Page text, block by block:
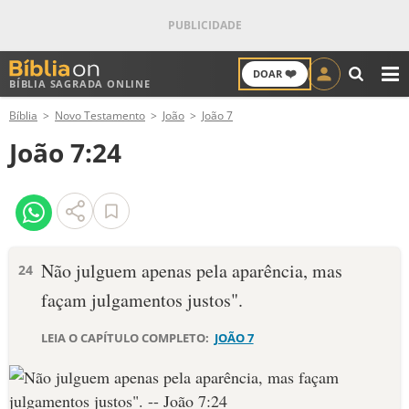
BÍBLIA SAGRADA ONLINE
DOAR ❤️
ANTIGO TESTAMENTO
NOVO TESTAMENTO
VERSÍCULOS
PALAVRA DO DIA
DEVOCIONAL DIÁRIO
Bíblia Novo Testamento João João 7
João 7:24
24 Não julguem apenas pela aparência, mas
façam julgamentos justos".
LEIA O CAPÍTULO COMPLETO: JOÃO 7